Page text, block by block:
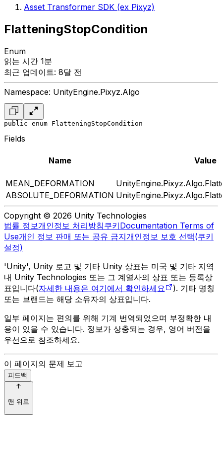
Asset Transformer SDK (ex Pixyz)
FlatteningStopCondition
Enum
읽는 시간 1분
최근 업데이트: 8달 전
Namespace: UnityEngine.Pixyz.Algo
public enum FlatteningStopCondition
Fields
Name Value
MEAN_DEFORMATION
ABSOLUTE_DEFORMATION
Copyright © 2026 Unity Technologies
법률 정보개인정보 처리방침쿠키Documentation Terms of
Use개인 정보 판매 또는 공유 금지개인정보 보호 선택(쿠키
설정)
'Unity', Unity 로고 및 기타 Unity 상표는 미국 및 기타 지역
내 Unity Technologies 또는 그 계열사의 상표 또는 등록상
표입니다(자세한 내용은 여기에서 확인하세요
). 기타 명칭
또는 브랜드는 해당 소유자의 상표입니다.
일부 페이지는 편의를 위해 기계 번역되었으며 부정확한 내
용이 있을 수 있습니다. 정보가 상충되는 경우, 영어 버전을
우선으로 참조하세요.
이 페이지의 문제 보고
피드백
맨 위로